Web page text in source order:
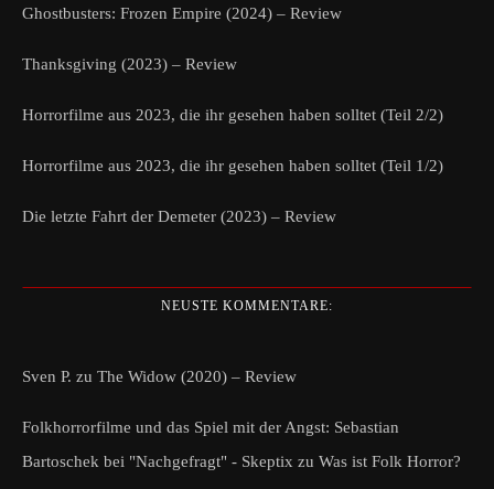
Ghostbusters: Frozen Empire (2024) – Review
Thanksgiving (2023) – Review
Horrorfilme aus 2023, die ihr gesehen haben solltet (Teil 2/2)
Horrorfilme aus 2023, die ihr gesehen haben solltet (Teil 1/2)
Die letzte Fahrt der Demeter (2023) – Review
NEUSTE KOMMENTARE:
Sven P. zu The Widow (2020) – Review
Folkhorrorfilme und das Spiel mit der Angst: Sebastian
Bartoschek bei "Nachgefragt" - Skeptix zu Was ist Folk Horror?